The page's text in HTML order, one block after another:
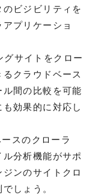
のビジビリティを
プリケーショ
グサイトをクロー
クラウドベース
間の比較を可能
効果的に対応し
スのクローラ
分析機能がサポ
ンのサイトクロ
しょう。